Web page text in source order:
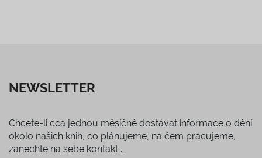
NEWSLETTER
Chcete-li cca jednou měsíčně dostávat informace o dění
okolo našich knih, co plánujeme, na čem pracujeme,
zanechte na sebe kontakt ...